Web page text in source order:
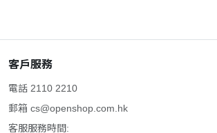
DP 1.4 (2)
FAST VA
NVIDIA G-SYNC
TN
低藍光
客戶服務
電話 2110 2210
郵箱 cs@openshop.com.hk
客服服務時間: